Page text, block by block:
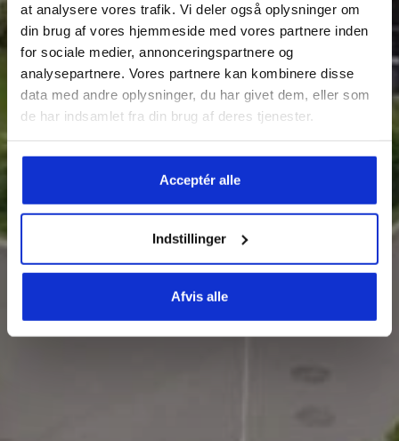
at analysere vores trafik. Vi deler også oplysninger om
din brug af vores hjemmeside med vores partnere inden
for sociale medier, annonceringspartnere og
analysepartnere. Vores partnere kan kombinere disse
data med andre oplysninger, du har givet dem, eller som
de har indsamlet fra din brug af deres tjenester.
Acceptér alle
Indstillinger
Afvis alle
26 RÆKKEHUSE I LUND VED HORSENS
A/S BOLIG FIREBYER –
LUND